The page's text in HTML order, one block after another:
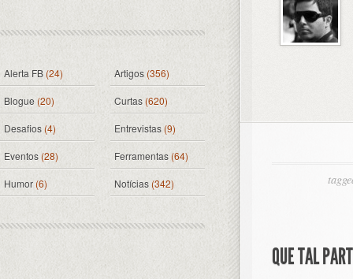
QUE TAL
Alerta FB (24) Artigos(356)
Blogue (20) Curtas(620)
Desafios(4) Entrevistas (9)
Eventos (28) Ferramentas (64)
Humor (6) Notícias (342)